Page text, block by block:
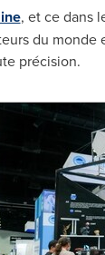
, et ce dans
du monde
précision.